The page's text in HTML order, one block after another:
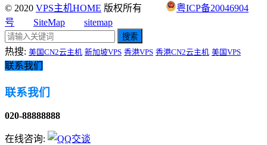
© 2020 VPS主机HOME 版权所有
粤ICP备20046904
号
SiteMap sitemap
搜索
热搜: 美国CN2云主机 新加坡VPS 香港VPS 香港CN2云主机 美国VPS
联系我们
联系我们
020-88888888
在线咨询: